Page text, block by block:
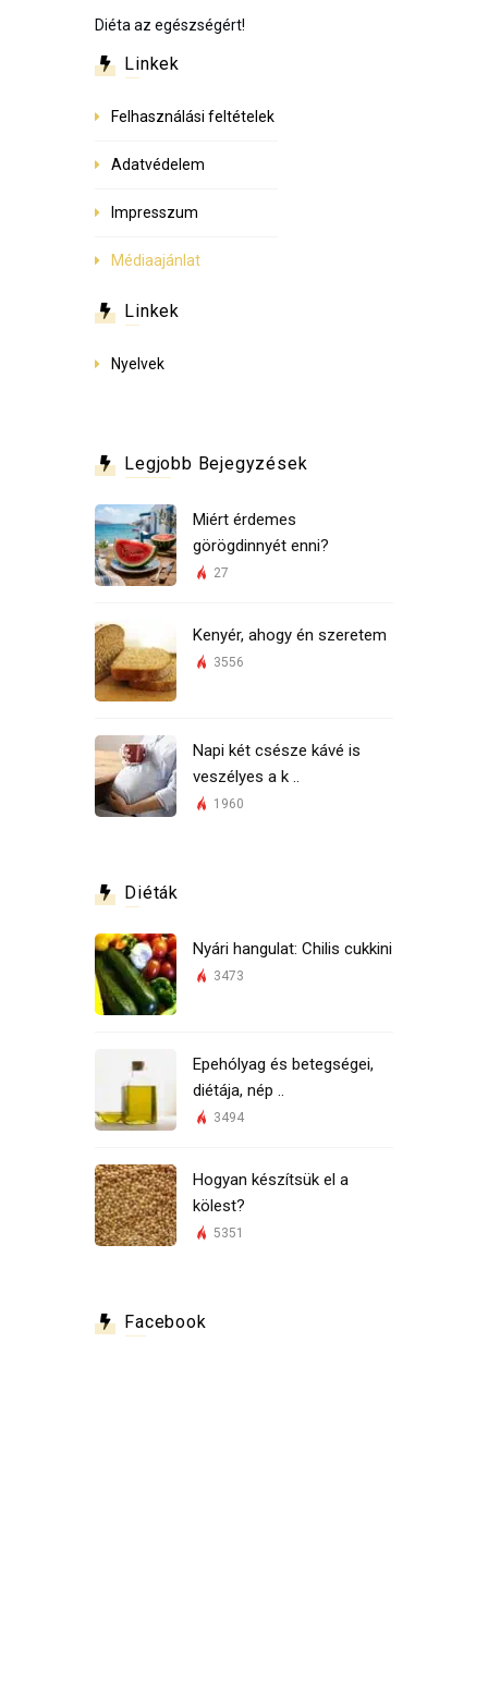
Diéta az egészségért!
Linkek
Felhasználási feltételek
Adatvédelem
Impresszum
Médiaajánlat
Linkek
Nyelvek
Legjobb Bejegyzések
Miért érdemes
görögdinnyét enni?
27
Kenyér, ahogy én szeretem
3556
Napi két csésze kávé is
veszélyes a k ..
1960
Diéták
Nyári hangulat: Chilis cukkini
3473
Epehólyag és betegségei,
diétája, nép ..
3494
Hogyan készítsük el a
kölest?
5351
Facebook